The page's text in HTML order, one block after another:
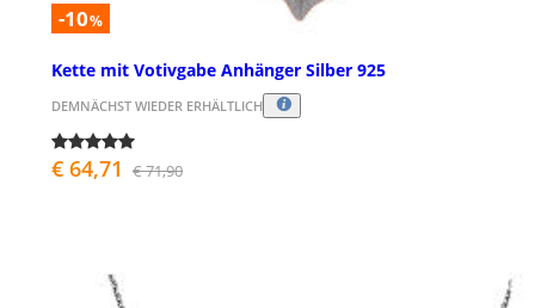
-10%
Kette mit Votivgabe Anhänger Silber 925
DEMNÄCHST WIEDER ERHÄLTLICH
€ 64,71 € 71,90